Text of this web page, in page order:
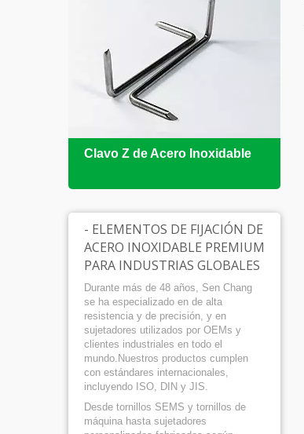
Clavo Z de Acero Inoxidable
- ELEMENTOS DE FIJACIÓN DE
ACERO INOXIDABLE PREMIUM
PARA INDUSTRIAS GLOBALES
Durante más de 48 años, Sen Chang
se ha especializado en de alta
resistencia y de precisión, y en
sujetadores utilizados por OEMs y
clientes industriales en todo el
mundo.Nuestros productos cumplen
con estándares internacionales,
incluyendo ISO, DIN y JIS.
Desde tornillos SEMS y tornillos de
máquina hasta sujetadores